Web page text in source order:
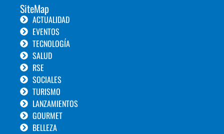
SiteMap
ACTUALIDAD
EVENTOS
TECNOLOGÍA
SALUD
RSE
SOCIALES
TURISMO
LANZAMIENTOS
GOURMET
BELLEZA